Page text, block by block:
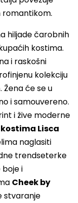
romantikom.
hiljade čarobnih
kostima.
i raskošni
kolekciju
. Žena će se u
i samouvereno.
i žive moderne
Lisca
naglasiti
trendseterke
i
Cheek by
stvaranje